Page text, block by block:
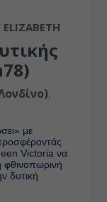
ELIZABETH
,
με
Victoria να
φθινοπωρινή
δυτική